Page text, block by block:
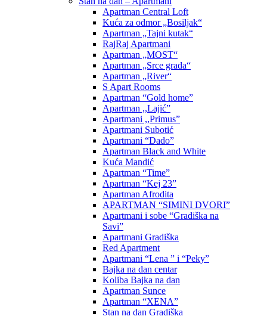
Apartman Central Loft
Kuća za odmor „Bosiljak“
Apartman „Tajni kutak“
RajRaj Apartmani
Apartman „MOST“
Apartman „Srce grada“
Apartman „River“
S Apart Rooms
Apartman “Gold home”
Apartman ,,Lajić”
Apartmani ,,Primus”
Apartmani Subotić
Apartmani “Dado”
Apartman Black and White
Kuća Mandić
Apartman “Time”
Apartman “Kej 23”
Apartman Afrodita
APARTMAN “SIMINI DVORI”
Apartmani i sobe “Gradiška na
Savi”
Apartmani Gradiška
Red Apartment
Apartmani “Lena ” i “Peky”
Bajka na dan centar
Koliba Bajka na dan
Apartman Sunce
Apartman “XENA”
Stan na dan Gradiška